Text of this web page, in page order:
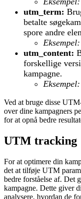
utm_term:
betalte
spore andre
Eksempel:
utm_content:
forskellige
kampagne.
Eksempel:
Ved at bruge disse
over dine kampagners
for at opnå bedre
UTM tracking
For at optimere din
det at tilføje UTM
bedre forståelse af. Det
kampagne. Dette giver
analysere, hvordan de